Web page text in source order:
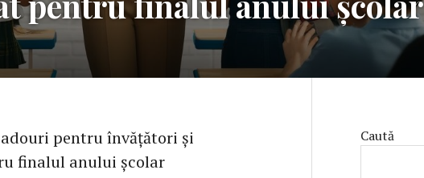
pentru învățători și
finalul anului școlar
Caută